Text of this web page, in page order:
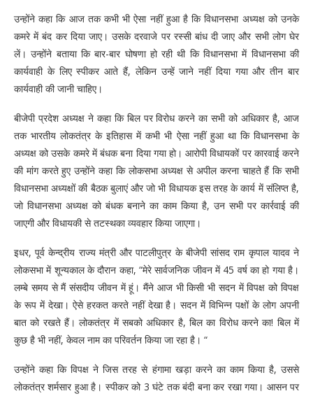
उन्होंने कहा कि आज तक कभी भी ऐसा नहीं हुआ है कि विधानसभा अध्यक्ष को उनके
कमरे में बंद कर दिया जाए। उसके दरवाजे पर रस्सी बांध दी जाए और सभी लोग घेर
लें। उन्होंने बताया कि बार-बार घोषणा हो रही थी कि विधानसभा में विधानसभा की
कार्यवाही के लिए स्पीकर आते हैं, लेकिन उन्हें जाने नहीं दिया गया और तीन बार
कार्यवाही की जानी चाहिए।
बीजेपी प्रदेश अध्यक्ष ने कहा कि बिल पर विरोध करने का सभी को अधिकार है, आज
तक भारतीय लोकतंत्र के इतिहास में कभी भी ऐसा नहीं हुआ था कि विधानसभा के
अध्यक्ष को उसके कमरे में बंधक बना दिया गया हो। आरोपी विधायकों पर कारवाई करने
की मांग करते हुए उन्होंने कहा कि लोकसभा अध्यक्ष से अपील करना चाहते हैं कि सभी
विधानसभा अध्यक्षों की बैठक बुलाएं और जो भी विधायक इस तरह के कार्य में संलिप्त है,
जो विधानसभा अध्यक्ष को बंधक बनाने का काम किया है, उन सभी पर कार्रवाई की
जाएगी और विधायकी से तटस्थका व्यवहार किया जाएगा।
इधर, पूर्व केन्द्रीय राज्य मंत्री और पाटलीपुत्र के बीजेपी सांसद राम कृपाल यादव ने
लोकसभा में शून्यकाल के दौरान कहा, “मेरे सार्वजनिक जीवन में 45 वर्ष का हो गया है।
लम्बे समय से मैं संसदीय जीवन में हूं। मैंने आज भी किसी भी सदन में विपक्ष को विपक्ष
के रूप में देखा। ऐसे हरकत करते नहीं देखा है। सदन में विभिन्न पक्षों के लोग अपनी
बात को रखते हैं। लोकतंत्र में सबको अधिकार है, बिल का विरोध करने का! बिल में
कुछ है भी नहीं, केवल नाम का परिवर्तन किया जा रहा है। “
उन्होंने कहा कि विपक्ष ने जिस तरह से हंगामा खड़ा करने का काम किया है, उससे
लोकतंत्र शर्मसार हुआ है। स्पीकर को 3 घंटे तक बंदी बना कर रखा गया। आसन पर